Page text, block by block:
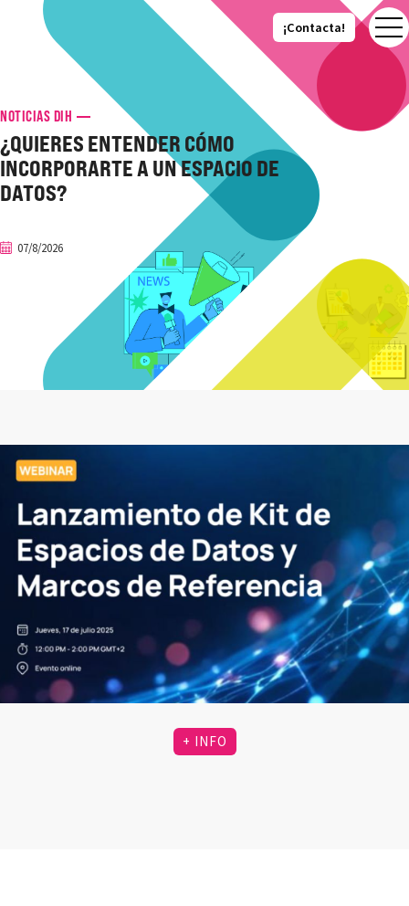
¡Contacta!
¡Contacta!
NOTICIAS DIH
¿QUIERES ENTENDER CÓMO
INCORPORARTE A UN ESPACIO DE
DATOS?
07/8/2026
+ INFO